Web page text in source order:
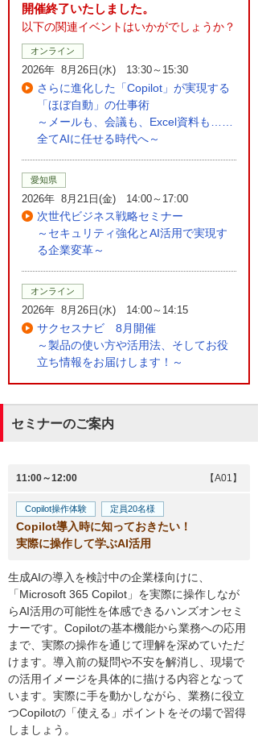
開催終了いたしました。
以下の関連イベントはいかがでしょうか？
オンライン
2026年 8月26日(水) 13:30～15:30
さらに進化した「Copilot」が実現する
「ほぼ自動」の仕事術
～メールも、会議も、Excel資料も……
全てAIに任せる時代へ～
愛知県
2026年 8月21日(金) 14:00～17:00
次世代ビジネス戦略セミナー
～セキュリティ強化とAI活用で実現す
る企業変革～
オンライン
2026年 8月26日(水) 14:00～14:15
サクセスナビ 8月開催
～製品の使い方や活用法、そしてお役
立ち情報をお届けします！～
セミナーのご案内
11:00～12:00 【A01】
Copilot操作体験 定員20名様
Copilot導入時に知っておきたい！
実際に操作して学ぶAI活用
生成AIの導入を検討中の企業様向けに、
「Microsoft 365 Copilot」を実際に操作しなが
らAI活用の可能性を体感できるハンズオンセミ
ナーです。Copilotの基本機能から業務への応用
まで、実際の操作を通じて理解を深めていただ
けます。導入前の疑問や不安を解消し、現場で
の活用イメージを具体的に描ける内容となって
います。実際に手を動かしながら、業務に役立
つCopilotの「使える」ポイントをその場で習得
しましょう。